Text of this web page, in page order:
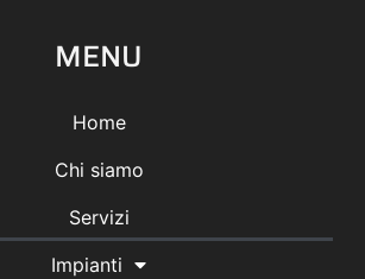
MENU
Home
Chi siamo
Servizi
Impianti